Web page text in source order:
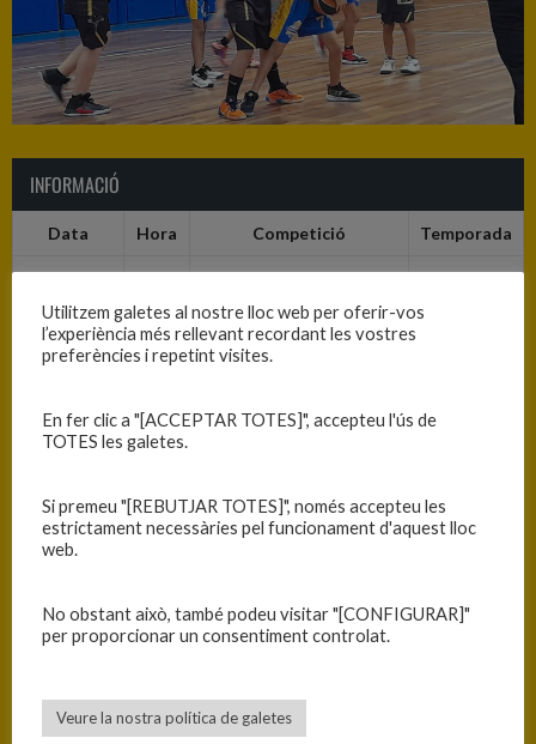
INFORMACIÓ
Data Hora Competició Temporada
Fase Prèvia - Grup 3
Equip
C.B. Blanes 54
PISTA
Utilitzem galetes al nostre lloc web per oferir-vos
l’experiència més rellevant recordant les vostres
preferències i repetint visites.
En fer clic a "[ACCEPTAR TOTES]", accepteu l'ús de
TOTES les galetes.
Si premeu "[REBUTJAR TOTES]", només accepteu les
estrictament necessàries pel funcionament d'aquest lloc
web.
No obstant això, també podeu visitar "[CONFIGURAR]"
per proporcionar un consentiment controlat.
Veure la nostra política de galetes